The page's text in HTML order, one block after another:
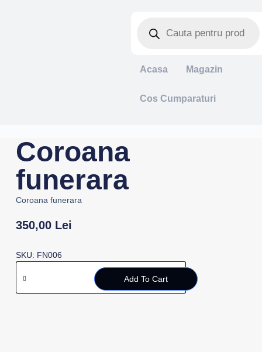
Acasa Magazin
Cos Cumparaturi
Coroana
funerara
Coroana funerara
350,00 Lei
SKU: FN006
Add To Cart